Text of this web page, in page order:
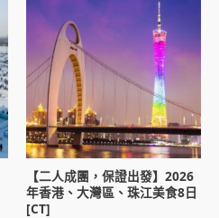
【二人成團，保證出發】2026
年香港、大灣區、珠江美食8日
[CT]